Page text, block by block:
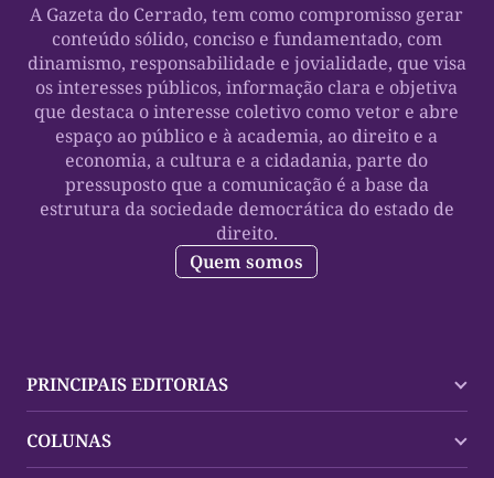
A Gazeta do Cerrado, tem como compromisso gerar
conteúdo sólido, conciso e fundamentado, com
dinamismo, responsabilidade e jovialidade, que visa
os interesses públicos, informação clara e objetiva
que destaca o interesse coletivo como vetor e abre
espaço ao público e à academia, ao direito e a
economia, a cultura e a cidadania, parte do
pressuposto que a comunicação é a base da
estrutura da sociedade democrática do estado de
direito.
Quem somos
PRINCIPAIS EDITORIAS
Palmas
COLUNAS